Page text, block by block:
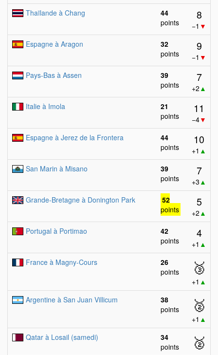
Thaïlande à Chang
44
points
8
−1 ▼
Espagne à Aragon
32
points
9
−1 ▼
Pays-Bas à Assen
39
points
7
+2 ▲
Italie à Imola
21
points
11
−4▼
Espagne à Jerez de la Frontera
44
points
10
+1 ▲
San Marin à Misano
39
points
7
+3 ▲
Grande-Bretagne à Donington Park
52
points
5
+2 ▲
Portugal à Portimao
42
points
4
+1 ▲
France à Magny-Cours
26
points
🥉
+1 ▲
Argentine à San Juan Villicum
38
points
🥈
+1 ▲
Qatar à Losail (samedi)
34
points
🥈